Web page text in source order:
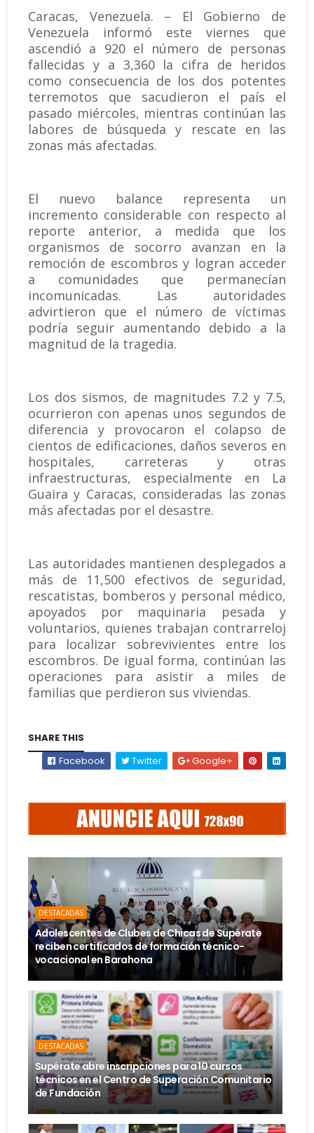
Caracas, Venezuela. – El Gobierno de
Venezuela informó este viernes que
ascendió a 920 el número de personas
fallecidas y a 3,360 la cifra de heridos
como consecuencia de los dos potentes
terremotos que sacudieron el país el
pasado miércoles, mientras continúan las
labores de búsqueda y rescate en las
zonas más afectadas.
El nuevo balance representa un
incremento considerable con respecto al
reporte anterior, a medida que los
organismos de socorro avanzan en la
remoción de escombros y logran acceder
a comunidades que permanecían
incomunicadas. Las autoridades
advirtieron que el número de víctimas
podría seguir aumentando debido a la
magnitud de la tragedia.
Los dos sismos, de magnitudes 7.2 y 7.5,
ocurrieron con apenas unos segundos de
diferencia y provocaron el colapso de
cientos de edificaciones, daños severos en
hospitales, carreteras y otras
infraestructuras, especialmente en La
Guaira y Caracas, consideradas las zonas
más afectadas por el desastre.
Las autoridades mantienen desplegados a
más de 11,500 efectivos de seguridad,
rescatistas, bomberos y personal médico,
apoyados por maquinaria pesada y
voluntarios, quienes trabajan contrarreloj
para localizar sobrevivientes entre los
escombros. De igual forma, continúan las
operaciones para asistir a miles de
familias que perdieron sus viviendas.
SHARE THIS
Facebook
Twitter Google+
DESTACADAS
Adolescentes de Clubes de Chicas de Supérate
reciben certificados de formación técnico-
vocacional en Barahona
DESTACADAS
Supérate abre inscripciones para 10 cursos
técnicos en el Centro de Superación Comunitario
de Fundación